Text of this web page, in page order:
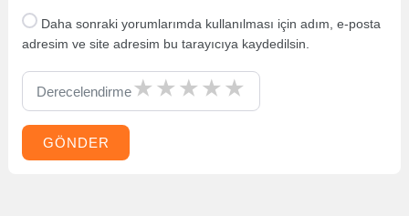
Daha sonraki yorumlarımda kullanılması için adım, e-posta
adresim ve site adresim bu tarayıcıya kaydedilsin.
Derecelendirme
GÖNDER